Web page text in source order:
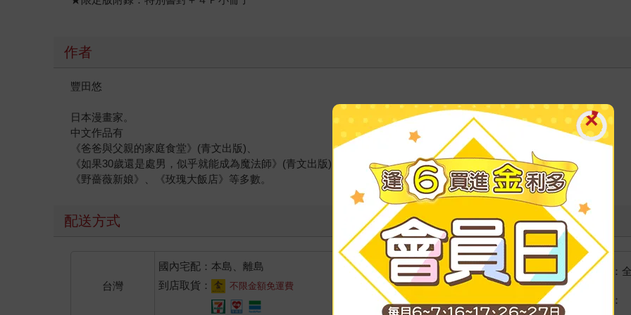
作者
豐田悠
日本漫畫家。
中文作品有
《爸爸與父親的家庭食堂》(青文出版)、
《如果30歲還是處男，似乎就能成為魔法師》(青文出版)、
《野薔薇新娘》、《玫瑰大飯店》等多數。
配送方式
台灣
國內宅配：本島、離島
到店取貨：
不限金額免運費 海外
國際快遞：
港澳店取：